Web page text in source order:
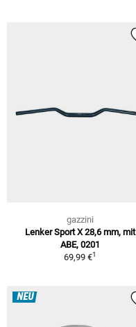
gazzini
Lenker Sport X 28,6 mm, mit
ABE, 0201
69,99 €1
NEU